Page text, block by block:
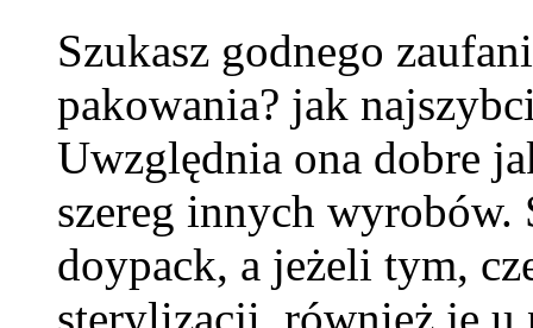
Szukasz godnego
pakowania? jak
Uwzględnia ona dobre
szereg innych
doypack, a jeżeli tym,
sterylizacji, również je u